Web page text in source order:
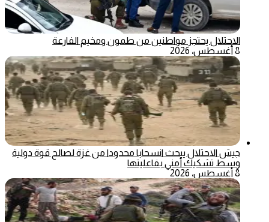
الاحتلال يحتجز مواطنين من طمون ومخيم الفارعة
8 أغسطس، 2026
جيش الاحتلال يبحث انسحابا محدودا من غزة لصالح قوة دولية
وسط تشكيك أمني بفاعليتها
8 أغسطس، 2026